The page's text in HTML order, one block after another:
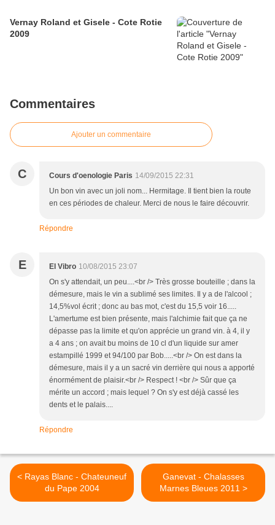
Vernay Roland et Gisele - Cote Rotie
2009
Commentaires
Ajouter un commentaire
C Cours d'oenologie Paris 14/09/2015 22:31
Un bon vin avec un joli nom... Hermitage. Il tient bien la route
en ces périodes de chaleur. Merci de nous le faire découvrir.
Répondre
E El Vibro 10/08/2015 23:07
On s'y attendait, un peu....<br /> Très grosse bouteille ; dans la
démesure, mais le vin a sublimé ses limites. Il y a de l'alcool ;
14,5%vol écrit ; donc au bas mot, c'est du 15,5 voir 16.....
L'amertume est bien présente, mais l'alchimie fait que ça ne
dépasse pas la limite et qu'on apprécie un grand vin. à 4, il y
a 4 ans ; on avait bu moins de 10 cl d'un liquide sur amer
estampillé 1999 et 94/100 par Bob.....<br /> On est dans la
démesure, mais il y a un sacré vin derrière qui nous a apporté
énormément de plaisir.<br /> Respect ! <br /> Sûr que ça
mérite un accord ; mais lequel ? On s'y est déjà cassé les
dents et le palais....
Répondre
< Rayas Blanc - Chateuneuf
du Pape 2004
Ganevat - Chalasses
Marnes Bleues 2011 >